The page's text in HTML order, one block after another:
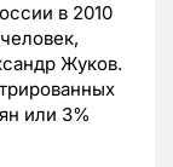
в 2010
Жуков.
или 3%